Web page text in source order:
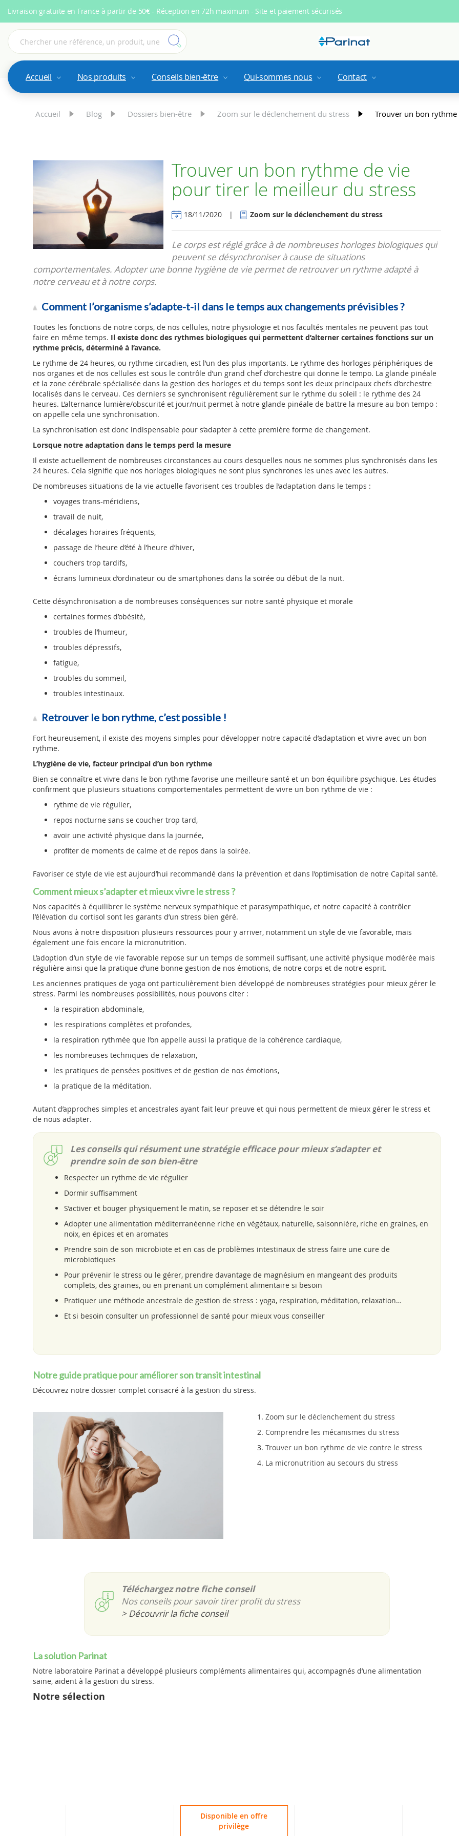
Livraison gratuite en France à partir de 50€ - Réception en 72h maximum - Site et paiement sécurisés
Accueil Nos produits Conseils bien-être Qui-sommes nous Contact
Accueil Blog Dossiers bien-être Zoom sur le déclenchement du stress Trouver un bon
Trouver un bon rythme de vie
pour tirer le meilleur du stress
18/11/2020 | Zoom sur le déclenchement du stress
Le corps est réglé grâce à de nombreuses horloges biologiques qui
peuvent se désynchroniser à cause de situations
comportementales. Adopter une bonne hygiène de vie permet de retrouver un rythme adapté à
notre cerveau et à notre corps.
Comment l’organisme s’adapte-t-il dans le temps aux changements prévisibles ?
Toutes les fonctions de notre corps, de nos cellules, notre physiologie et nos facultés mentales ne peuvent pas tout
faire en même temps. Il existe donc des rythmes biologiques qui permettent d’alterner certaines fonctions sur un
rythme précis, déterminé à l’avance.
Le rythme de 24 heures, ou rythme circadien, est l’un des plus importants. Le rythme des horloges périphériques de
nos organes et de nos cellules est sous le contrôle d’un grand chef d’orchestre qui donne le tempo. La glande pinéale
et la zone cérébrale spécialisée dans la gestion des horloges et du temps sont les deux principaux chefs d’orchestre
localisés dans le cerveau. Ces derniers se synchronisent régulièrement sur le rythme du soleil : le rythme des 24
heures. L’alternance lumière/obscurité et jour/nuit permet à notre glande pinéale de battre la mesure au bon tempo :
on appelle cela une synchronisation.
La synchronisation est donc indispensable pour s’adapter à cette première forme de changement.
Lorsque notre adaptation dans le temps perd la mesure
Il existe actuellement de nombreuses circonstances au cours desquelles nous ne sommes plus synchronisés dans les
24 heures. Cela signifie que nos horloges biologiques ne sont plus synchrones les unes avec les autres.
De nombreuses situations de la vie actuelle favorisent ces troubles de l’adaptation dans le temps :
voyages trans-méridiens,
travail de nuit,
décalages horaires fréquents,
passage de l’heure d’été à l’heure d’hiver,
couchers trop tardifs,
écrans lumineux d’ordinateur ou de smartphones dans la soirée ou début de la nuit.
Cette désynchronisation a de nombreuses conséquences sur notre santé physique et morale
certaines formes d’obésité,
troubles de l’humeur,
troubles dépressifs,
fatigue,
troubles du sommeil,
troubles intestinaux.
Retrouver le bon rythme, c’est possible !
Fort heureusement, il existe des moyens simples pour développer notre capacité d’adaptation et vivre avec un bon
rythme.
L’hygiène de vie, facteur principal d’un bon rythme
Bien se connaître et vivre dans le bon rythme favorise une meilleure santé et un bon équilibre psychique. Les études
confirment que plusieurs situations comportementales permettent de vivre un bon rythme de vie :
rythme de vie régulier,
repos nocturne sans se coucher trop tard,
avoir une activité physique dans la journée,
profiter de moments de calme et de repos dans la soirée.
Favoriser ce style de vie est aujourd’hui recommandé dans la prévention et dans l’optimisation de notre Capital santé.
Comment mieux s’adapter et mieux vivre le stress ?
Nos capacités à équilibrer le système nerveux sympathique et parasympathique, et notre capacité à contrôler
l’élévation du cortisol sont les garants d’un stress bien géré.
Nous avons à notre disposition plusieurs ressources pour y arriver, notamment un style de vie favorable, mais
également une fois encore la micronutrition.
L’adoption d’un style de vie favorable repose sur un temps de sommeil suffisant, une activité physique modérée mais
régulière ainsi que la pratique d’une bonne gestion de nos émotions, de notre corps et de notre esprit.
Les anciennes pratiques de yoga ont particulièrement bien développé de nombreuses stratégies pour mieux gérer le
stress. Parmi les nombreuses possibilités, nous pouvons citer :
la respiration abdominale,
les respirations complètes et profondes,
la respiration rythmée que l’on appelle aussi la pratique de la cohérence cardiaque,
les nombreuses techniques de relaxation,
les pratiques de pensées positives et de gestion de nos émotions,
la pratique de la méditation.
Autant d’approches simples et ancestrales ayant fait leur preuve et qui nous permettent de mieux gérer le stress et
de nous adapter.
Les conseils qui résument une stratégie efficace pour mieux s’adapter et
prendre soin de son bien-être
Respecter un rythme de vie régulier
Dormir suffisamment
S’activer et bouger physiquement le matin, se reposer et se détendre le soir
Adopter une alimentation méditerranéenne riche en végétaux, naturelle, saisonnière, riche en graines, en
noix, en épices et en aromates
Prendre soin de son microbiote et en cas de problèmes intestinaux de stress faire une cure de
microbiotiques
Pour prévenir le stress ou le gérer, prendre davantage de magnésium en mangeant des produits
complets, des graines, ou en prenant un complément alimentaire si besoin
Pratiquer une méthode ancestrale de gestion de stress : yoga, respiration, méditation, relaxation…
Et si besoin consulter un professionnel de santé pour mieux vous conseiller
Notre guide pratique pour améliorer son transit intestinal
Découvrez notre dossier complet consacré à la gestion du stress.
Zoom sur le déclenchement du stress
Comprendre les mécanismes du stress
Trouver un bon rythme de vie contre le stress
La micronutrition au secours du stress
Téléchargez notre fiche conseil
Nos conseils pour savoir tirer profit du stress
> Découvrir la fiche conseil
La solution Parinat
Notre laboratoire Parinat a développé plusieurs compléments alimentaires qui, accompagnés d’une alimentation
saine, aident à la gestion du stress.
Notre sélection
Disponible en offre
privilège